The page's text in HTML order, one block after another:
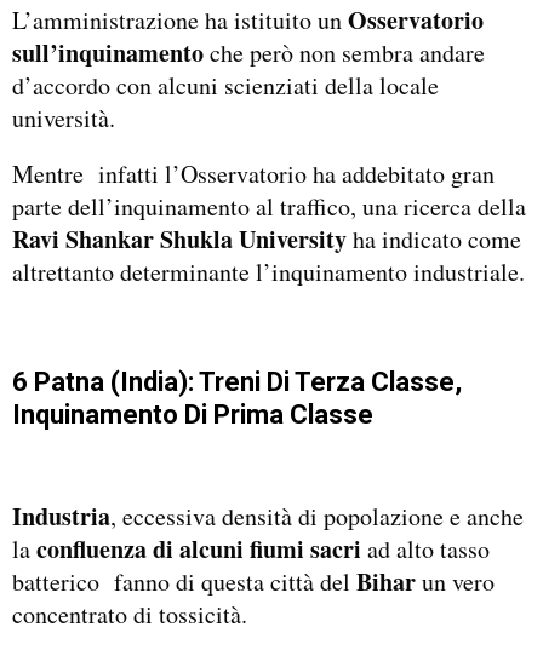
L’amministrazione ha istituito unOsservatorio
sull’inquinamentoche però non sembra andare
d’accordo con alcuni scienziati della locale
università.
Mentre infatti l’Osservatorio ha addebitato gran
parte dell’inquinamento al traffico, una ricerca della
Ravi Shankar Shukla Universityha indicato come
altrettanto determinante l’inquinamento industriale.
6 Patna (India): Treni Di Terza Classe,
Inquinamento Di Prima Classe
Industria, eccessiva densità di popolazione e anche
laconfluenza di alcuni fiumi sacri ad alto tasso
batterico fanno di questa città del Biharun vero
concentrato di tossicità.